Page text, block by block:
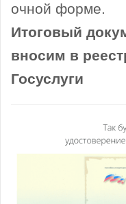
очной форме.
Итоговый
вносим в
Госуслуги